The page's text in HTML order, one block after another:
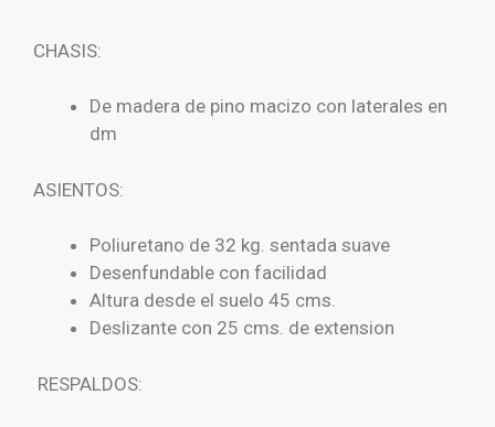
CHASIS:
De madera de pino macizo con laterales en
dm
ASIENTOS:
Poliuretano de 32 kg. sentada suave
Desenfundable con facilidad
Altura desde el suelo 45 cms.
Deslizante con 25 cms. de extension
RESPALDOS: